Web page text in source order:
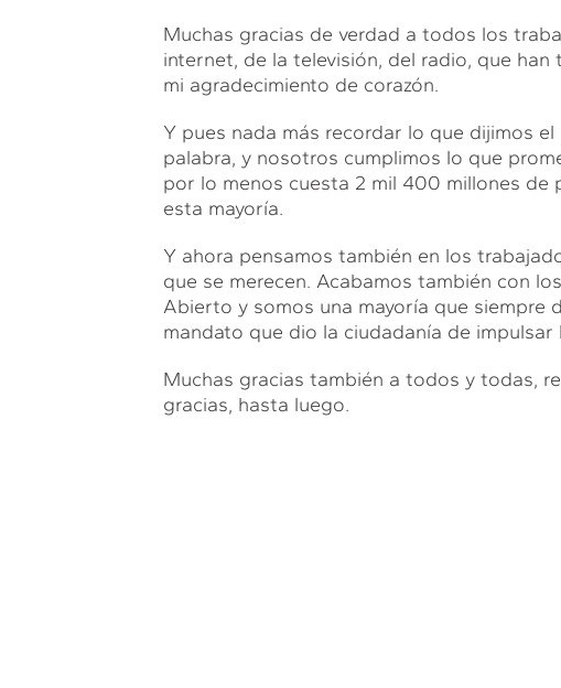
Muchas gracias de verdad a todos los
internet, de la televisión, del radio, que
mi agradecimiento de corazón.
Y pues nada más recordar lo que dijimos
palabra, y nosotros cumplimos lo que
por lo menos cuesta 2 mil 400 millones de
esta mayoría.
Y ahora pensamos también en los
que se merecen. Acabamos también con
Abierto y somos una mayoría que siempre
mandato que dio la ciudadanía de
Muchas gracias también a todos y todas,
gracias, hasta luego.